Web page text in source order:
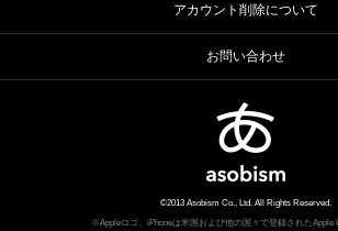
アカウント削除について
お問い合わせ
©2013 Asobism Co., Ltd. All Rights Reserved.
※Appleロゴ、iPhoneは米国および他の国々で登録されたApple